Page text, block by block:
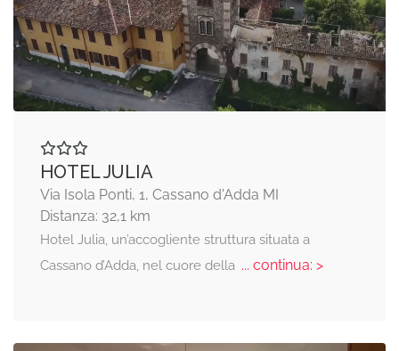
HOTEL JULIA
Via Isola Ponti, 1, Cassano d'Adda MI
Distanza: 32,1 km
Hotel Julia, un’accogliente struttura situata a
Cassano d’Adda, nel cuore della... continua: >